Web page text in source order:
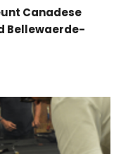
Canadese
Bellewaerde-